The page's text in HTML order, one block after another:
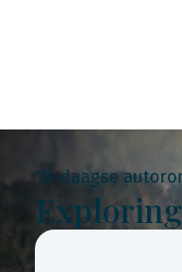
18-daagse